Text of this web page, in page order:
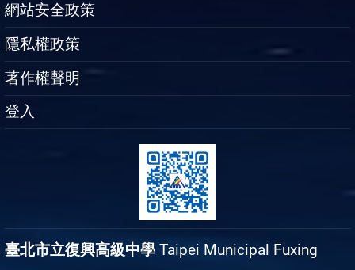
網站安全政策
隱私權政策
著作權聲明
登入
臺北市立復興高級中學 Taipei Municipal Fuxing